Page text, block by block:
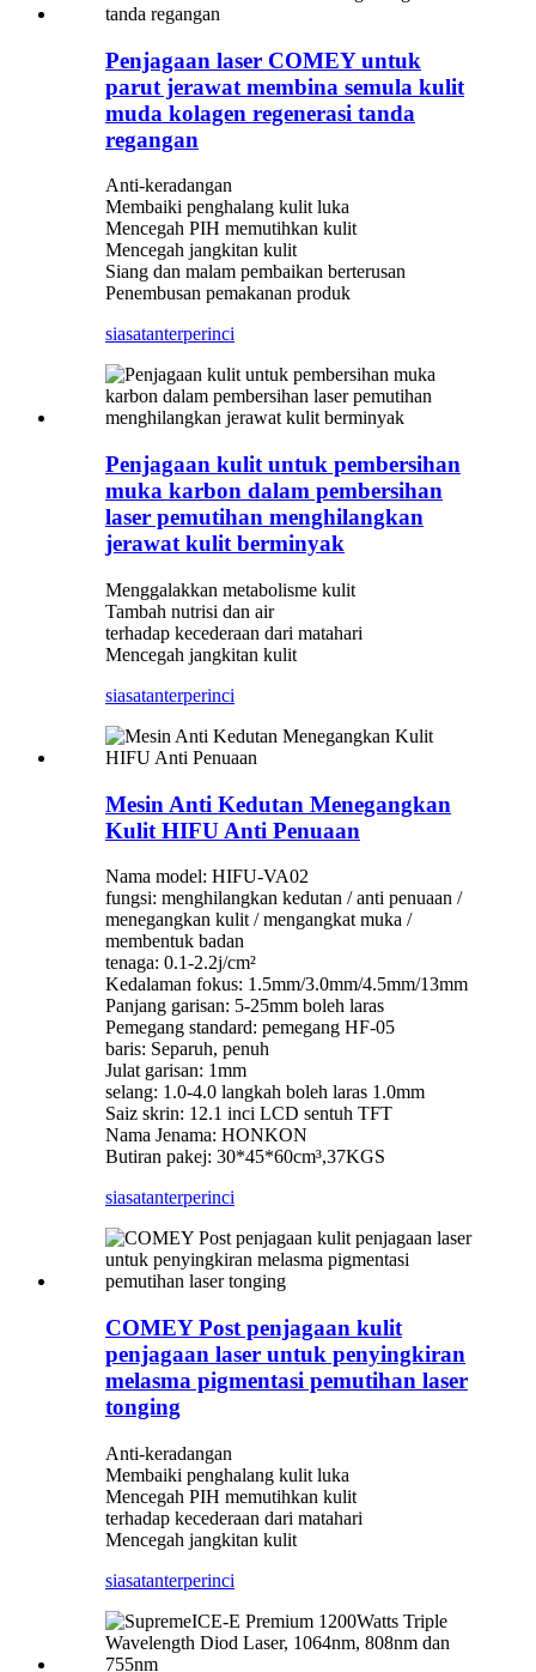
Penjagaan laser COMEY untuk
parut jerawat membina semula kulit
muda kolagen regenerasi tanda
regangan
Anti-keradangan
Membaiki penghalang kulit luka
Mencegah PIH memutihkan kulit
Mencegah jangkitan kulit
Siang dan malam pembaikan berterusan
Penembusan pemakanan produk
siasatanterperinci
Penjagaan kulit untuk pembersihan
muka karbon dalam pembersihan
laser pemutihan menghilangkan
jerawat kulit berminyak
Menggalakkan metabolisme kulit
Tambah nutrisi dan air
terhadap kecederaan dari matahari
Mencegah jangkitan kulit
siasatanterperinci
Mesin Anti Kedutan Menegangkan
Kulit HIFU Anti Penuaan
Nama model: HIFU-VA02
fungsi: menghilangkan kedutan / anti penuaan /
menegangkan kulit / mengangkat muka /
membentuk badan
tenaga: 0.1-2.2j/cm²
Kedalaman fokus: 1.5mm/3.0mm/4.5mm/13mm
Panjang garisan: 5-25mm boleh laras
Pemegang standard: pemegang HF-05
baris: Separuh, penuh
Julat garisan: 1mm
selang: 1.0-4.0 langkah boleh laras 1.0mm
Saiz skrin: 12.1 inci LCD sentuh TFT
Nama Jenama: HONKON
Butiran pakej: 30*45*60cm³,37KGS
siasatanterperinci
COMEY Post penjagaan kulit
penjagaan laser untuk penyingkiran
melasma pigmentasi pemutihan laser
tonging
Anti-keradangan
Membaiki penghalang kulit luka
Mencegah PIH memutihkan kulit
terhadap kecederaan dari matahari
Mencegah jangkitan kulit
siasatanterperinci